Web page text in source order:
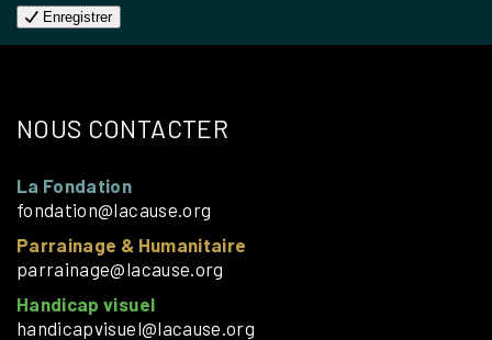
Enregistrer
NOUS CONTACTER
La Fondation
fondation@lacause.org
Parrainage & Humanitaire
parrainage@lacause.org
Handicap visuel
handicapvisuel@lacause.org